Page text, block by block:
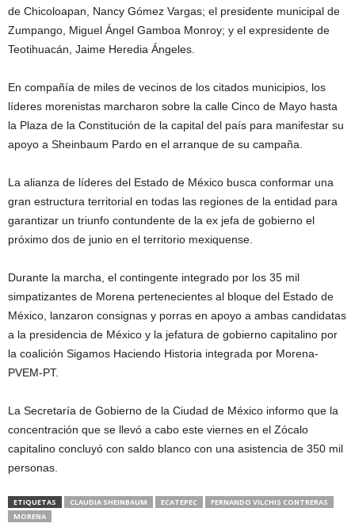
de Chicoloapan, Nancy Gómez Vargas; el presidente municipal de
Zumpango, Miguel Ángel Gamboa Monroy; y el expresidente de
Teotihuacán, Jaime Heredia Ángeles.
En compañía de miles de vecinos de los citados municipios, los
líderes morenistas marcharon sobre la calle Cinco de Mayo hasta
la Plaza de la Constitución de la capital del país para manifestar su
apoyo a Sheinbaum Pardo en el arranque de su campaña.
La alianza de líderes del Estado de México busca conformar una
gran estructura territorial en todas las regiones de la entidad para
garantizar un triunfo contundente de la ex jefa de gobierno el
próximo dos de junio en el territorio mexiquense.
Durante la marcha, el contingente integrado por los 35 mil
simpatizantes de Morena pertenecientes al bloque del Estado de
México, lanzaron consignas y porras en apoyo a ambas candidatas
a la presidencia de México y la jefatura de gobierno capitalino por
la coalición Sigamos Haciendo Historia integrada por Morena-
PVEM-PT.
La Secretaría de Gobierno de la Ciudad de México informo que la
concentración que se llevó a cabo este viernes en el Zócalo
capitalino concluyó con saldo blanco con una asistencia de 350 mil
personas.
ETIQUETAS CLAUDIA SHEINBAUM ECATEPEC
FERNANDO VILCHIS CONTRERAS
MORENA